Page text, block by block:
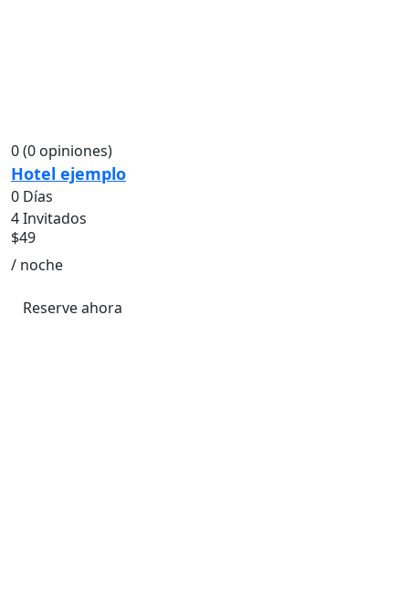
0(0 opiniones)
Hotel ejemplo
0 Días
4 Invitados
$49
/ noche
Reserve ahora